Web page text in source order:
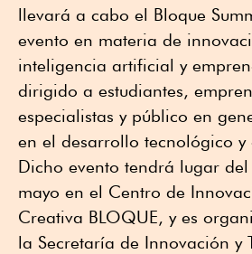
llevará a cabo el Bloque
evento en materia de
inteligencia artificial y
dirigido a estudiantes,
especialistas y público en
en el desarrollo tecnológico y
Dicho evento tendrá lugar
mayo en el Centro de
Creativa BLOQUE, y es
la Secretaría de Innovación y